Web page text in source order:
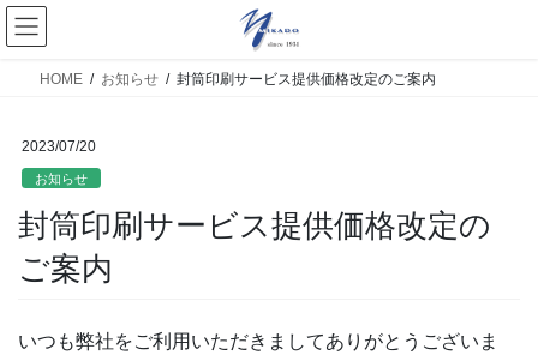
HOME お知らせ 封筒印刷サービス提供価格改定のご案内
2023/07/20
お知らせ
封筒印刷サービス提供価格改定の
ご案内
いつも弊社をご利用いただきましてありがとうございま